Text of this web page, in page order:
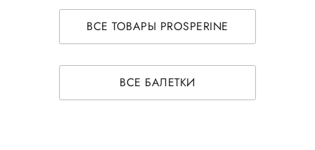
ВСЕ ТОВАРЫ PROSPERINE
ВСЕ БАЛЕТКИ